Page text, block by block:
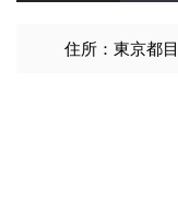
住所：東京都